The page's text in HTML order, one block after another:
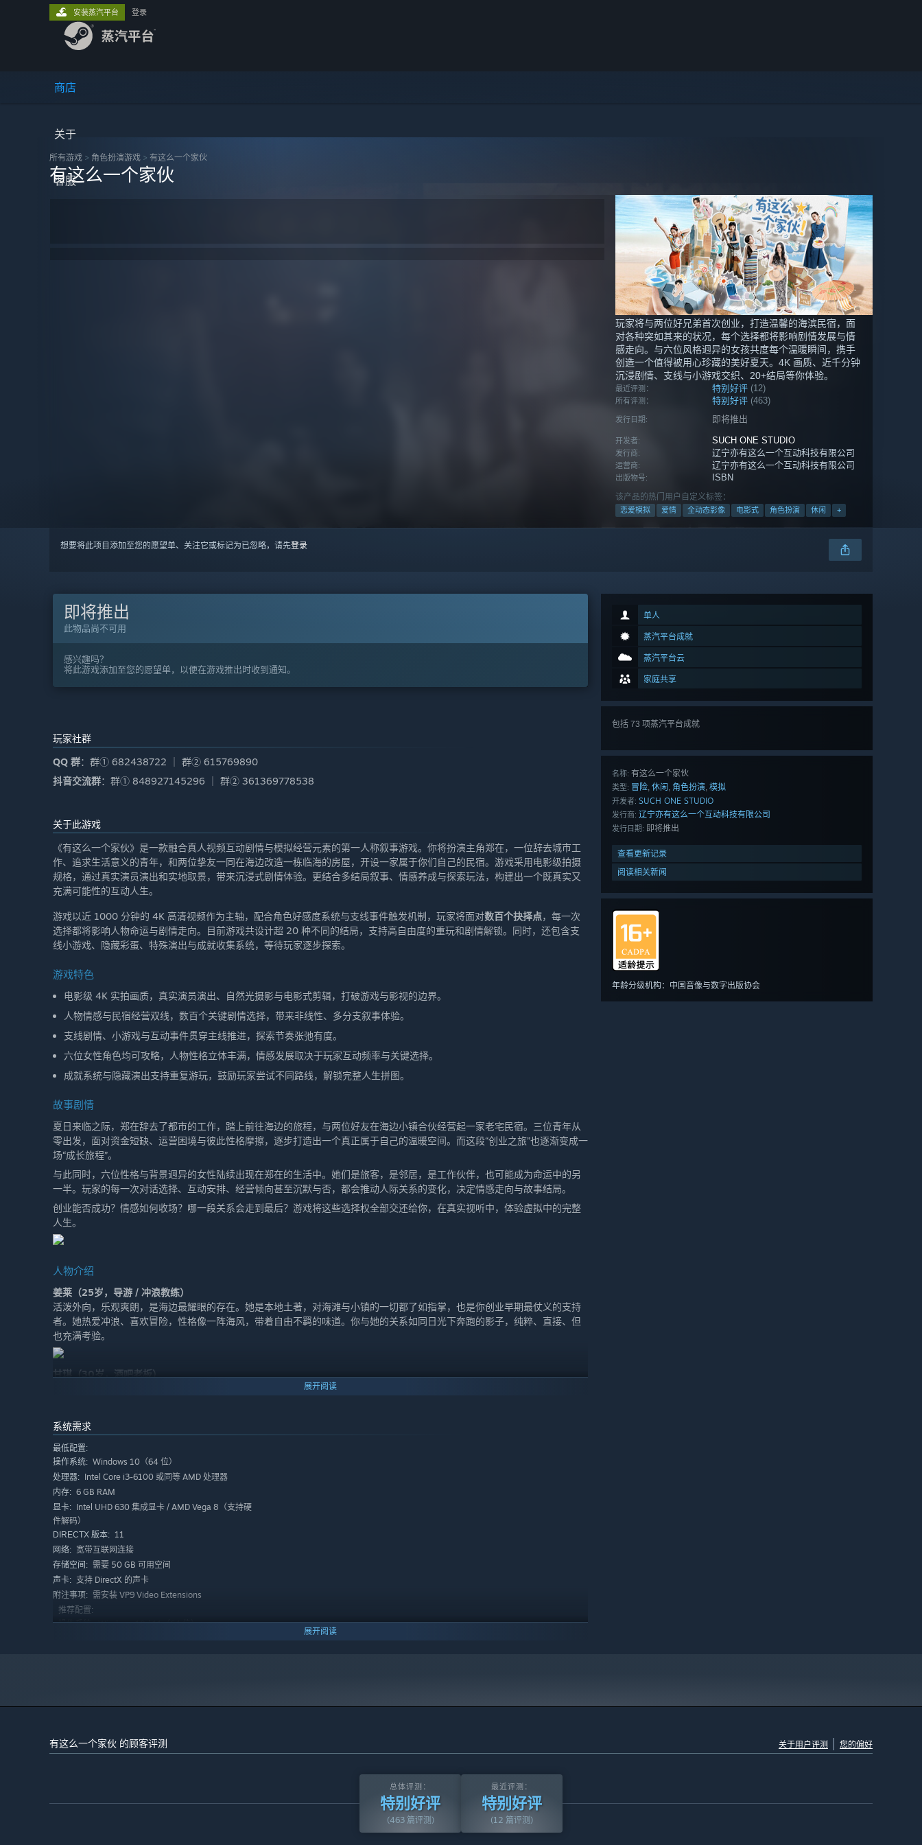
商店
关于
客服
安装蒸汽平台 登录
所有游戏 > 角色扮演‎游戏 > 有这么一个家伙
有这么一个家伙
玩家将与两位好兄弟首次创业，打造温馨的海滨民宿，面
对各种突如其来的状况，每个选择都将影响剧情发展与情
感走向。与六位风格迥异的女孩共度每个温暖瞬间，携手
创造一个值得被用心珍藏的美好夏天。4K 画质、近千分钟
沉浸剧情、支线与小游戏交织、20+结局等你体验。
最近评测： 特别好评 (12)
所有评测： 特别好评 (463)
发行日期: 即将推出
开发者: SUCH ONE STUDIO
发行商: 辽宁亦有这么一个互动科技有限公司
运营商: 辽宁亦有这么一个互动科技有限公司
出版物号: ISBN
该产品的热门用户自定义标签：
恋爱模拟 爱情 全动态影像 电影式 角色扮演 休闲 +
想要将此项目添加至您的愿望单、关注它或标记为已忽略，请先登录
单人
蒸汽平台成就
蒸汽平台云
家庭共享
包括 73 项蒸汽平台成就
名称: 有这么一个家伙
类型: 冒险, 休闲, 角色扮演, 模拟
开发者: SUCH ONE STUDIO
发行商: 辽宁亦有这么一个互动科技有限公司
发行日期: 即将推出
查看更新记录
阅读相关新闻
年龄分级机构：中国音像与数字出版协会
即将推出
此物品尚不可用
感兴趣吗？
将此游戏添加至您的愿望单，以便在游戏推出时收到通知。
玩家社群
QQ 群：群① 682438722 ｜ 群② 615769890
抖音交流群：群① 848927145296 ｜ 群② 361369778538
关于此游戏
《有这么一个家伙》是一款融合真人视频互动剧情与模拟经营元素的第一人称叙事游戏。你将扮演主角郑在，一位辞去城市工
作、追求生活意义的青年，和两位挚友一同在海边改造一栋临海的房屋，开设一家属于你们自己的民宿。游戏采用电影级拍摄
规格，通过真实演员演出和实地取景，带来沉浸式剧情体验。更结合多结局叙事、情感养成与探索玩法，构建出一个既真实又
充满可能性的互动人生。
游戏以近 1000 分钟的 4K 高清视频作为主轴，配合角色好感度系统与支线事件触发机制，玩家将面对数百个抉择点，每一次
选择都将影响人物命运与剧情走向。目前游戏共设计超 20 种不同的结局，支持高自由度的重玩和剧情解锁。同时，还包含支
线小游戏、隐藏彩蛋、特殊演出与成就收集系统，等待玩家逐步探索。
游戏特色
电影级 4K 实拍画质，真实演员演出、自然光摄影与电影式剪辑，打破游戏与影视的边界。
人物情感与民宿经营双线，数百个关键剧情选择，带来非线性、多分支叙事体验。
支线剧情、小游戏与互动事件贯穿主线推进，探索节奏张弛有度。
六位女性角色均可攻略，人物性格立体丰满，情感发展取决于玩家互动频率与关键选择。
成就系统与隐藏演出支持重复游玩，鼓励玩家尝试不同路线，解锁完整人生拼图。
故事剧情
夏日来临之际，郑在辞去了都市的工作，踏上前往海边的旅程，与两位好友在海边小镇合伙经营起一家老宅民宿。三位青年从
零出发，面对资金短缺、运营困境与彼此性格摩擦，逐步打造出一个真正属于自己的温暖空间。而这段“创业之旅”也逐渐变成一
场“成长旅程”。
与此同时，六位性格与背景迥异的女性陆续出现在郑在的生活中。她们是旅客，是邻居，是工作伙伴，也可能成为命运中的另
一半。玩家的每一次对话选择、互动安排、经营倾向甚至沉默与否，都会推动人际关系的变化，决定情感走向与故事结局。
创业能否成功？情感如何收场？哪一段关系会走到最后？游戏将这些选择权全部交还给你，在真实视听中，体验虚拟中的完整
人生。
人物介绍
姜莱（25岁，导游 / 冲浪教练）
活泼外向，乐观爽朗，是海边最耀眼的存在。她是本地土著，对海滩与小镇的一切都了如指掌，也是你创业早期最仗义的支持
者。她热爱冲浪、喜欢冒险，性格像一阵海风，带着自由不羁的味道。你与她的关系如同日光下奔跑的影子，纯粹、直接、但
也充满考验。
甘琪（30岁，酒吧老板）
成熟稳重，性感率真，是小镇人气酒吧的老板娘。她见多识广，言谈之间透露出生活阅历与包容力，既能成为事业上的前辈，
许曼曼（26岁，自由平面设计师）
知性优雅，情感细腻，虽独自生活却内心丰盈。她是一个带着自律与梦想生活的人，擅长用设计表达情绪，也习惯用沉默隐藏
心事。你需要读懂她的“沉默台词”，在信任与陪伴中慢慢走近她内心的世界。
左伊（23岁，驻唱歌手）
张扬个性，外表冷酷，实则柔软。她在海边的酒吧驻唱，对音乐有狂热的热情，是个用旋律讲故事的人。她对世界持保留态
度，但对真心极其珍惜。你若愿意陪她熬夜喝酒、听她讲伤口，她也许会为你唱一首只属于你的歌。
汪雨桐（20岁，海洋大学学生）
清秀恬静，善良细腻，是小镇海洋研究项目的实习生。她总是温柔而含蓄，却在关键时刻展现出意想不到的坚持。她钟爱海洋
展开阅读
系统需求
最低配置:
操作系统: Windows 10（64 位）
处理器: Intel Core i3-6100 或同等 AMD 处理器
内存: 6 GB RAM
显卡: Intel UHD 630 集成显卡 / AMD Vega 8（支持硬
件解码）
DIRECTX 版本: 11
网络: 宽带互联网连接
存储空间: 需要 50 GB 可用空间
声卡: 支持 DirectX 的声卡
附注事项: 需安装 VP9 Video Extensions
推荐配置:
操作系统: Windows 10 / 11（64 位）
DIRECTX 版本: 11
存储空间: 需要 50 GB 可用空间
声卡: 支持 DirectX 的声卡
展开阅读
有这么一个家伙 的顾客评测 关于用户评测 您的偏好
总体评测：
特别好评
(463 篇评测)
最近评测：
特别好评
(12 篇评测)